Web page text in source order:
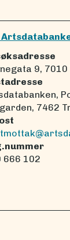
9,
7462
666 102